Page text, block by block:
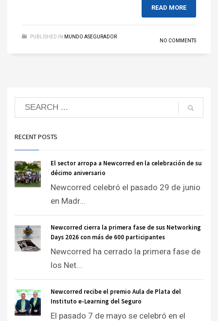
READ MORE
PUBLISHED IN MUNDO ASEGURADOR
NO COMMENTS
RECENT POSTS
El sector arropa a Newcorred en la celebración de su
décimo aniversario
Newcorred celebró el pasado 29 de junio
en Madr...
Newcorred cierra la primera fase de sus Networking
Days 2026 con más de 600 participantes
Newcorred ha cerrado la primera fase de
los Net...
Newcorred recibe el premio Aula de Plata del
Instituto e-Learning del Seguro
El pasado 7 de mayo se celebró en el